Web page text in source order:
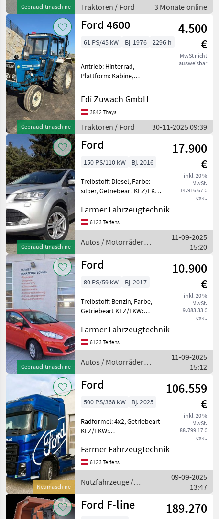
Gebrauchtmaschine
Höchstgeschwindigkeit in
km/h: 30 km/h, Oberlenker
hinten:
Traktoren / Ford 3 Monate online
Gebrauchtmaschine
Ford 4600
4.500
€
MwSt nicht
ausweisbar
61 PS/45 kW Bj. 1976 2296 h
Antrieb: Hinterrad,
Plattform: Kabine,
erhaltener Ford 4600
Fixpreis Hauszustellung
gegen Aufpreis möglich
Traktoren Standard
Traktoren
Edi Zuwach GmbH
3842 Thaya
Traktoren / Ford 30-11-2025 09:39
Gebrauchtmaschine
Ford
17.900
€
inkl. 20 %
MwSt.
14.916,67 €
exkl.
150 PS/110 kW Bj. 2016
Treibstoff: Diesel, Farbe:
silber, Getriebeart KFZ/LKW:
Diesel, ABS, Airbag, Allrad,
Alufelgen TOP-Ausstattung
! ! ! ! ! ! ! ! Allrad, Servic
Farmer Fahrzeugtechnik
6123 Terfens
Autos / Motorräder /
Ford
11-09-2025
15:20
Gebrauchtmaschine
Ford
10.900
€
inkl. 20 %
MwSt.
9.083,33 €
exkl.
80 PS/59 kW Bj. 2017
Treibstoff: Benzin, Farbe,
Getriebeart KFZ/LKW:
Diesel, ABS, Airbag Der Ford
Fiesta ist in einem super
Zustand. 8-fach Bereifung.
Mehrwe
Farmer Fahrzeugtechnik
6123 Terfens
Autos / Motorräder /
Ford
11-09-2025
15:12
Neumaschine
Ford
106.559
€
inkl. 20 %
MwSt.
88.799,17 €
exkl.
500 PS/368 kW Bj. 2025
Radformel: 4x2, Getriebeart
KFZ/LKW:
Treibstoff: Diesel,
Klimaanlage, Standheizung
Laufend Neufahrzeuge
Lagerfahrzeuge
Farmer Fahrzeugtechnik
6123 Terfens
Nutzfahrzeuge /
Ford
09-09-2025
13:47
Ford F-line
189.270